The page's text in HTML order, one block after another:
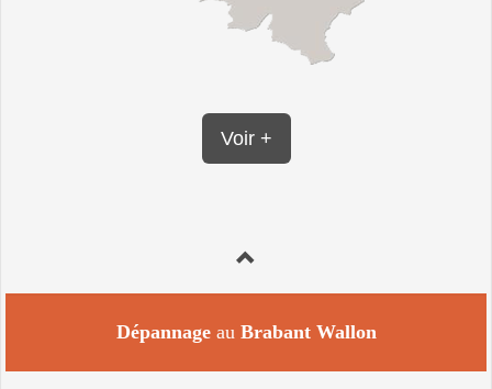
Voir +
Dépannage au Brabant Wallon